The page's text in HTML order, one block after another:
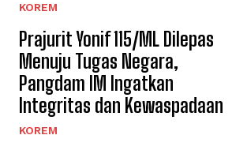
KOREM
Prajurit Yonif 115/ML Dilepas
Menuju Tugas Negara,
Pangdam IM Ingatkan
Integritas dan Kewaspadaan
KOREM